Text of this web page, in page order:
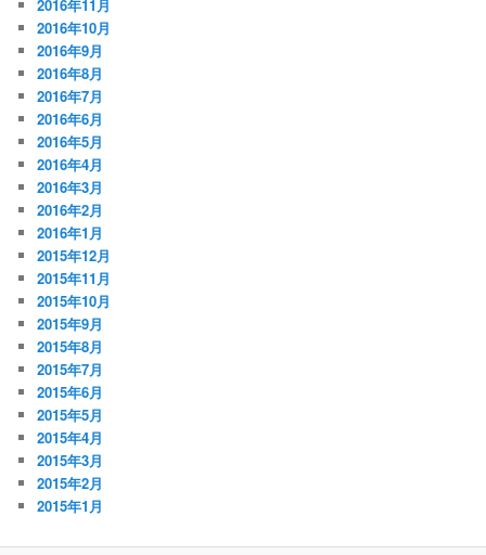
2016年11月
2016年10月
2016年9月
2016年8月
2016年7月
2016年6月
2016年5月
2016年4月
2016年3月
2016年2月
2016年1月
2015年12月
2015年11月
2015年10月
2015年9月
2015年8月
2015年7月
2015年6月
2015年5月
2015年4月
2015年3月
2015年2月
2015年1月